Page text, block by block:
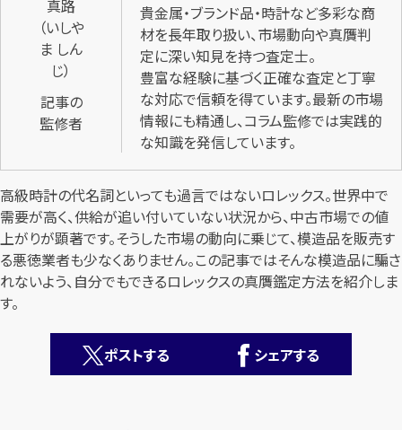
カンタン無料
記事の
監修者
貴金属・ブランド品・時計など多彩な商
材を長年取り扱い、市場動向や真贋判
定に深い知見を持つ査定士。
豊富な経験に基づく正確な査定と丁寧
な対応で信頼を得ています。最新の市場
情報にも精通し、コラム監修では実践的
な知識を発信しています。
高級時計の代名詞といっても過言ではないロレックス。世界中で
需要が高く、供給が追い付いていない状況から、中古市場での値
上がりが顕著です。そうした市場の動向に乗じて、模造品を販売す
る悪徳業者も少なくありません。この記事ではそんな模造品に騙さ
れないよう、自分でもできるロレックスの真贋鑑定方法を紹介しま
す。
ポストする シェアする